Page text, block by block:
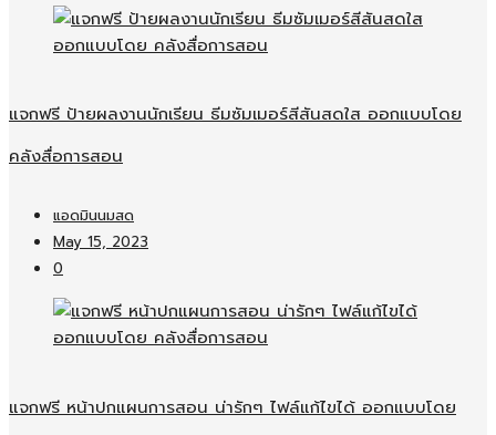
แจกฟรี ป้ายผลงานนักเรียน ธีมซัมเมอร์สีสันสดใส ออกแบบโดย
คลังสื่อการสอน
แอดมินนมสด
May 15, 2023
0
แจกฟรี หน้าปกแผนการสอน น่ารักๆ ไฟล์แก้ไขได้ ออกแบบโดย